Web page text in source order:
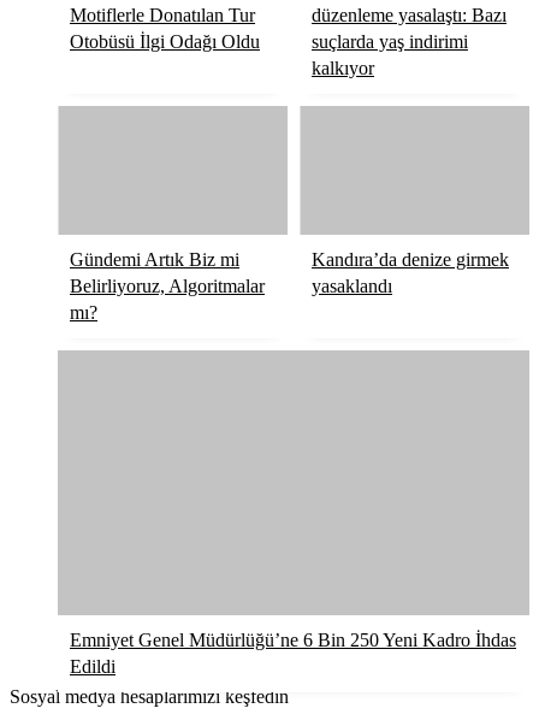
Motiflerle Donatılan Tur
Otobüsü İlgi Odağı Oldu
düzenleme yasalaştı: Bazı
suçlarda yaş indirimi
kalkıyor
Gündemi Artık Biz mi
Belirliyoruz, Algoritmalar
mı?
Kandıra’da denize girmek
yasaklandı
Emniyet Genel Müdürlüğü’ne 6 Bin 250 Yeni Kadro İhdas
Edildi
Sosyal medya hesaplarımızı keşfedin